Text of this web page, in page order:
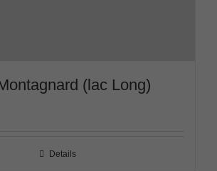
(lac Long)
Details